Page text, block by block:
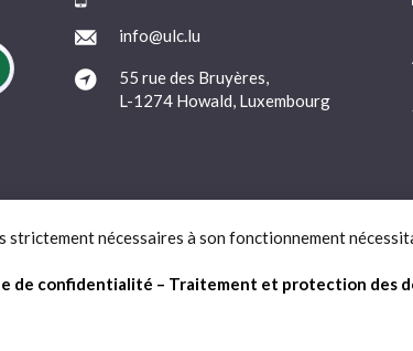
info@ulc.lu
55 rue des Bruyères,
L-1274 Howald, Luxembourg
Protection des données FAQ Contact
nécessaires à son fonctionnement
de confidentialité – Traitement et protection des